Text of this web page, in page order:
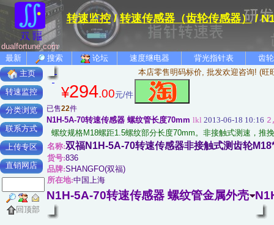
dualfortune.com
转速监控/转速传感器（齿轮传感器）/
最新 搜索 论坛 速度继电器 背光指针表
齿
主页
转速监控
分类浏览
联系方式
上传专区
直销网店
回顶部
本店零售明码标价, 批发欢迎咨询! (旺
¥294.00元/件
已售22件
N1H-5A-70转速传感器 螺纹管长度70mm lkl 2013-06-18 10:16
螺纹规格M18螺距1.5螺纹部分长度70mm。非接触式测速，推
名称:双福N1H-5A-70转速传感器非接触式测齿轮
货号:836
品牌:SHANGFO(双福)
所在地:中国上海
N1H-5A-70转速传感器 螺纹管金属外壳